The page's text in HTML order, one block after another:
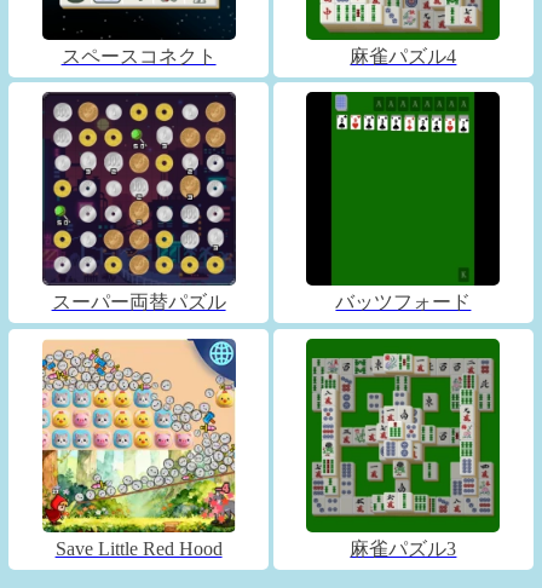
スペースコネクト 麻雀パズル4
スーパー両替パズル バッツフォード
Save Little Red Hood 麻雀パズル3